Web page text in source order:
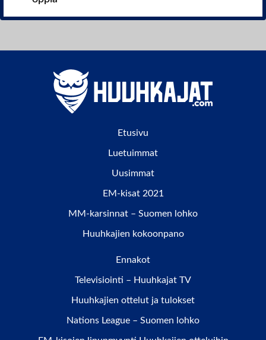
Etusivu
Luetuimmat
Uusimmat
EM-kisat 2021
MM-karsinnat – Suomen lohko
Huuhkajien kokoonpano
Ennakot
Televisiointi – Huuhkajat TV
Huuhkajien ottelut ja tulokset
Nations League – Suomen lohko